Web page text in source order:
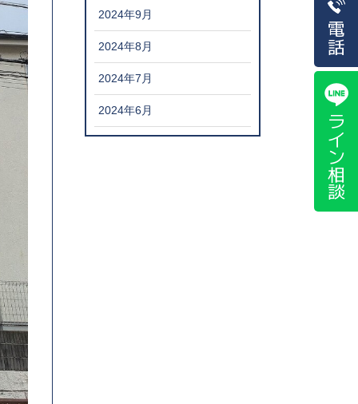
電話
ライン相談
2024年9月
2024年8月
2024年7月
2024年6月